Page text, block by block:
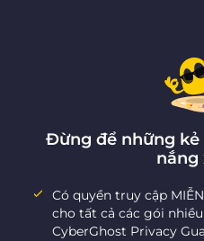
Đừng để những
nắng
Có quyền truy cập
cho tất cả các gói
CyberGhost Privacy